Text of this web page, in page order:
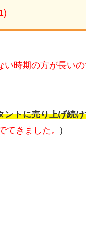
い時期の方が長い
ントに売り上げ続
てきました。)